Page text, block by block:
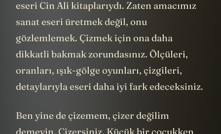
eseri Cin Ali kitaplarıydı. Zaten amacımız
sanat eseri üretmek değil, onu
gözlemlemek. Çizmek için ona daha
dikkatli bakmak zorundasınız. Ölçüleri,
oranları, ışık-gölge oyunları, çizgileri,
detaylarıyla eseri daha iyi fark edeceksiniz.
Ben yine de çizemem, çizer değilim